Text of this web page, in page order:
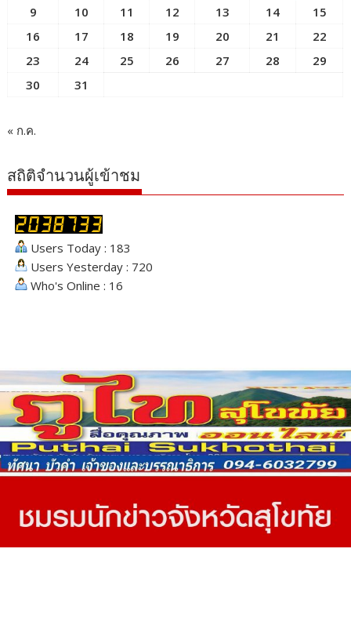
9
10 11 12 13 14
15
16
17 18 19 20 21
22
23
24 25 26 27 28
29
30
31
« ก.ค.
สถิติจำนวนผู้เข้าชม
Users Today : 183
Users Yesterday : 720
Who's Online : 16